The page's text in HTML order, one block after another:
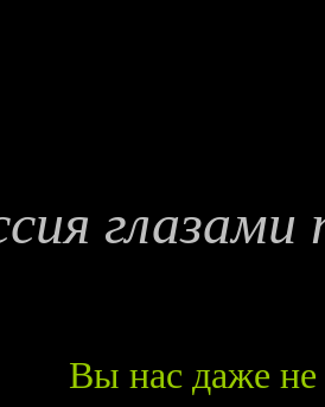
глазами
Вы нас даже не